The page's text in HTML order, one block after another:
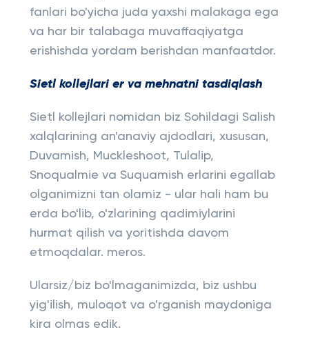
fanlari bo'yicha juda yaxshi malakaga ega
va har bir talabaga muvaffaqiyatga
erishishda yordam berishdan manfaatdor.
Sietl kollejlari er va mehnatni tasdiqlash
Sietl kollejlari nomidan biz Sohildagi Salish
xalqlarining an'anaviy ajdodlari, xususan,
Duvamish, Muckleshoot, Tulalip,
Snoqualmie va Suquamish erlarini egallab
olganimizni tan olamiz - ular hali ham bu
erda bo'lib, o'zlarining qadimiylarini
hurmat qilish va yoritishda davom
etmoqdalar. meros.
Ularsiz/biz bo'lmaganimizda, biz ushbu
yig'ilish, muloqot va o'rganish maydoniga
kira olmas edik.